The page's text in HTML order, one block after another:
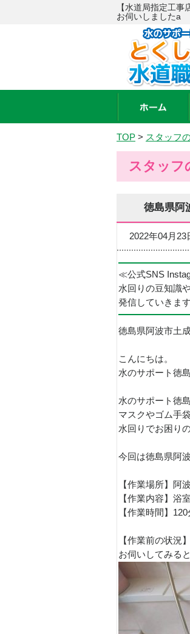
【水道局指定工
お伺いしましたa
TOP > スタッフ
スタッフ
徳島県阿
2022年04月23
≪公式SNS
水回りの豆知識
発信していきま
徳島県阿波市土
こんにちは。
水のサポート徳
水のサポート徳
マスクやゴム手
水回りでお困り
今回は徳島県阿
【作業場所】阿
【作業内容】浴
【作業時間】120
【作業前の状況】
お伺いしてみる